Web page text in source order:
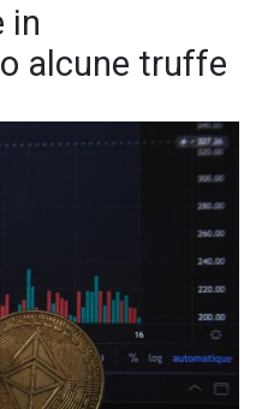
in
alcune truffe